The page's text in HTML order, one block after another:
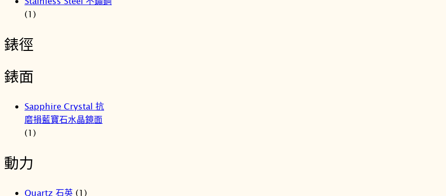
(1)
錶徑
錶面
Sapphire Crystal 抗
磨損藍寶石水晶鏡面
(1)
動力
Quartz 石英 (1)